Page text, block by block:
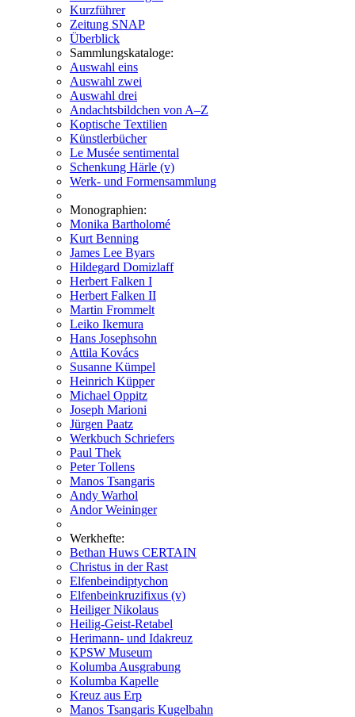
Kurzführer
Zeitung SNAP
Überblick
Sammlungskataloge:
Auswahl eins
Auswahl zwei
Auswahl drei
Andachtsbildchen von A–Z
Koptische Textilien
Künstlerbücher
Le Musée sentimental
Schenkung Härle (v)
Werk- und Formensammlung
Monographien:
Monika Bartholomé
Kurt Benning
James Lee Byars
Hildegard Domizlaff
Herbert Falken I
Herbert Falken II
Martin Frommelt
Leiko Ikemura
Hans Josephsohn
Attila Kovács
Susanne Kümpel
Heinrich Küpper
Michael Oppitz
Joseph Marioni
Jürgen Paatz
Werkbuch Schriefers
Paul Thek
Peter Tollens
Manos Tsangaris
Andy Warhol
Andor Weininger
Werkhefte:
Bethan Huws CERTAIN
Christus in der Rast
Elfenbeindiptychon
Elfenbeinkruzifixus (v)
Heiliger Nikolaus
Heilig-Geist-Retabel
Herimann- und Idakreuz
KPSW Museum
Kolumba Ausgrabung
Kolumba Kapelle
Kreuz aus Erp
Manos Tsangaris Kugelbahn